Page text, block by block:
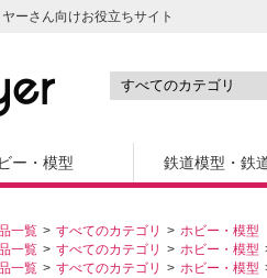
ーさん向けお役立ちサイト
ー・模型 鉄道模型・鉄
一覧 すべてのカテゴリ
ホビー・模型
一覧 すべてのカテゴリ ホビー・模型
一覧 すべてのカテゴリ ホビー・模型